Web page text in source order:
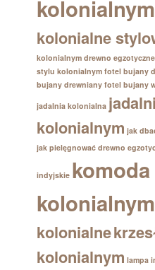
kolonialnym
kolonialne
kolonialnym drewno
stylu kolonialnym fotel bujany
bujany drewniany fotel bujany
jadalnia kolonialna
kolonialnym jak
jak pielęgnować drewno
indyjskie
kolonialnym
kolonialne
kolonialnym lampa